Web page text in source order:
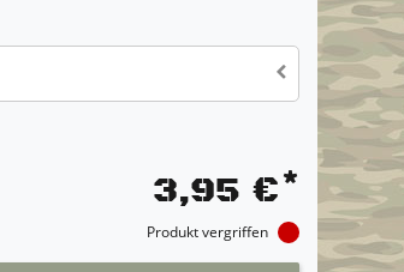
3,95 €*
Produkt vergriffen